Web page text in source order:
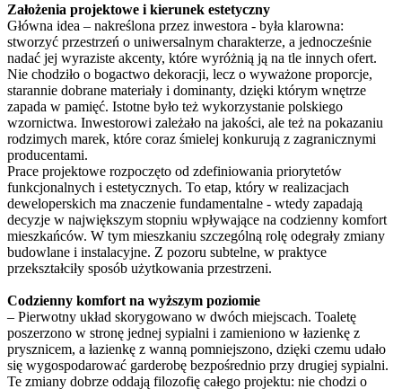
Założenia projektowe i kierunek estetyczny
Główna idea – nakreślona przez inwestora - była klarowna:
stworzyć przestrzeń o uniwersalnym charakterze, a jednocześnie
nadać jej wyraziste akcenty, które wyróżnią ją na tle innych ofert.
Nie chodziło o bogactwo dekoracji, lecz o wyważone proporcje,
starannie dobrane materiały i dominanty, dzięki którym wnętrze
zapada w pamięć. Istotne było też wykorzystanie polskiego
wzornictwa. Inwestorowi zależało na jakości, ale też na pokazaniu
rodzimych marek, które coraz śmielej konkurują z zagranicznymi
producentami.
Prace projektowe rozpoczęto od zdefiniowania priorytetów
funkcjonalnych i estetycznych. To etap, który w realizacjach
deweloperskich ma znaczenie fundamentalne - wtedy zapadają
decyzje w największym stopniu wpływające na codzienny komfort
mieszkańców. W tym mieszkaniu szczególną rolę odegrały zmiany
budowlane i instalacyjne. Z pozoru subtelne, w praktyce
przekształciły sposób użytkowania przestrzeni.
Codzienny komfort na wyższym poziomie
– Pierwotny układ skorygowano w dwóch miejscach. Toaletę
poszerzono w stronę jednej sypialni i zamieniono w łazienkę z
prysznicem, a łazienkę z wanną pomniejszono, dzięki czemu udało
się wygospodarować garderobę bezpośrednio przy drugiej sypialni.
Te zmiany dobrze oddają filozofię całego projektu: nie chodzi o